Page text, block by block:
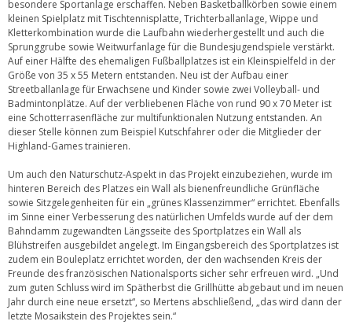
besondere Sportanlage erschaffen. Neben Basketballkörben sowie einem
kleinen Spielplatz mit Tischtennisplatte, Trichterballanlage, Wippe und
Kletterkombination wurde die Laufbahn wiederhergestellt und auch die
Sprunggrube sowie Weitwurfanlage für die Bundesjugendspiele verstärkt.
Auf einer Hälfte des ehemaligen Fußballplatzes ist ein Kleinspielfeld in der
Größe von 35 x 55 Metern entstanden. Neu ist der Aufbau einer
Streetballanlage für Erwachsene und Kinder sowie zwei Volleyball- und
Badmintonplätze. Auf der verbliebenen Fläche von rund 90 x 70 Meter ist
eine Schotterrasenfläche zur multifunktionalen Nutzung entstanden. An
dieser Stelle können zum Beispiel Kutschfahrer oder die Mitglieder der
Highland-Games trainieren.
Um auch den Naturschutz-Aspekt in das Projekt einzubeziehen, wurde im
hinteren Bereich des Platzes ein Wall als bienenfreundliche Grünfläche
sowie Sitzgelegenheiten für ein „grünes Klassenzimmer“ errichtet. Ebenfalls
im Sinne einer Verbesserung des natürlichen Umfelds wurde auf der dem
Bahndamm zugewandten Längsseite des Sportplatzes ein Wall als
Blühstreifen ausgebildet angelegt. Im Eingangsbereich des Sportplatzes ist
zudem ein Bouleplatz errichtet worden, der den wachsenden Kreis der
Freunde des französischen Nationalsports sicher sehr erfreuen wird. „Und
zum guten Schluss wird im Spätherbst die Grillhütte abgebaut und im neuen
Jahr durch eine neue ersetzt“, so Mertens abschließend, „das wird dann der
letzte Mosaikstein des Projektes sein.“